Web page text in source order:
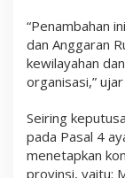
“Penambahan
dan Anggaran
kewilayahan
organisasi,”
Seiring
pada Pasal 4
menetapkan
provinsi, yaitu: